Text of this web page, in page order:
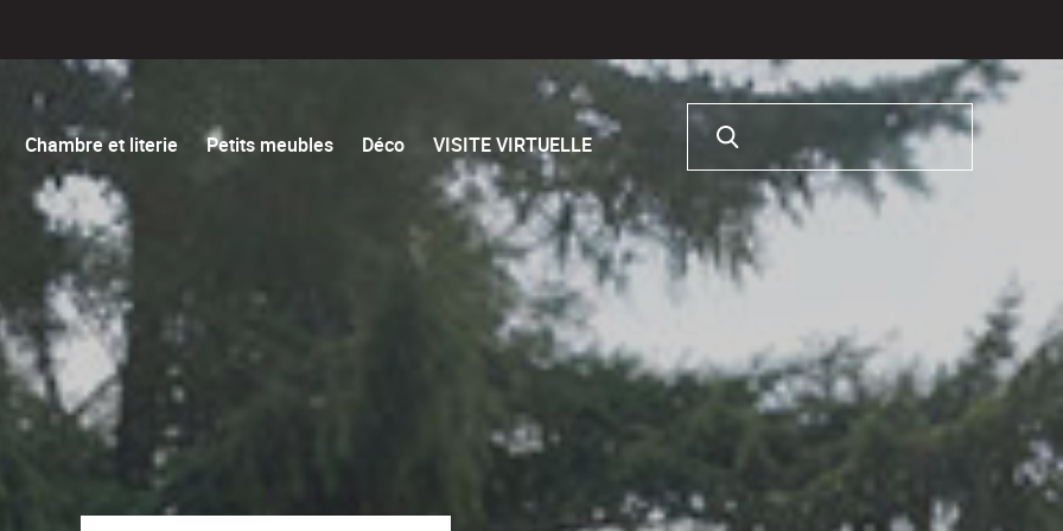
Chambre et literie Petits meubles Déco VISITE VIRTUELLE
Rechercher :